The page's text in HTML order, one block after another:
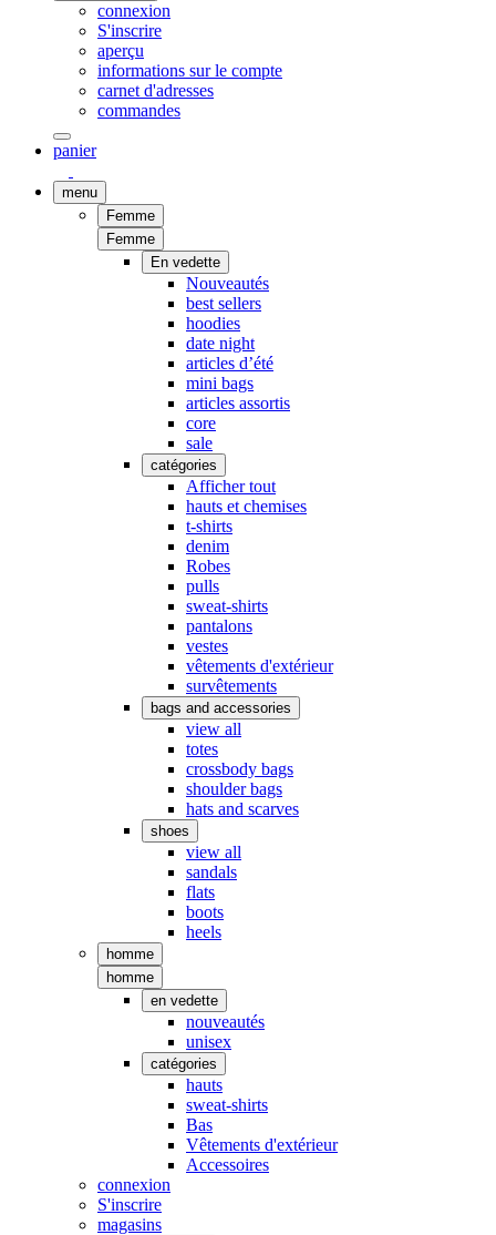
connexion
S'inscrire
aperçu
informations sur le compte
carnet d'adresses
commandes
panier
menu
Femme
Femme
En vedette
Nouveautés
best sellers
hoodies
date night
articles d’été
mini bags
articles assortis
core
sale
catégories
Afficher tout
hauts et chemises
t-shirts
denim
Robes
pulls
sweat-shirts
pantalons
vestes
vêtements d'extérieur
survêtements
bags and accessories
view all
totes
crossbody bags
shoulder bags
hats and scarves
shoes
view all
sandals
flats
boots
heels
homme
homme
en vedette
nouveautés
unisex
catégories
hauts
sweat-shirts
Bas
Vêtements d'extérieur
Accessoires
connexion
S'inscrire
magasins